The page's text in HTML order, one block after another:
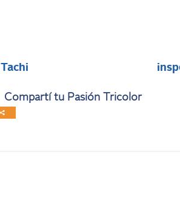
Tachi
Compartí tu Pasión Tricolor